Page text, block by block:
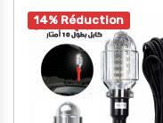
14% Réduction